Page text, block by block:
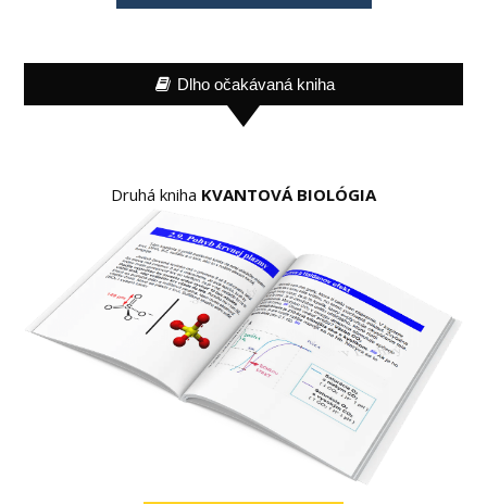
Dlho očakávaná kniha
Druhá kniha KVANTOVÁ BIOLÓGIA